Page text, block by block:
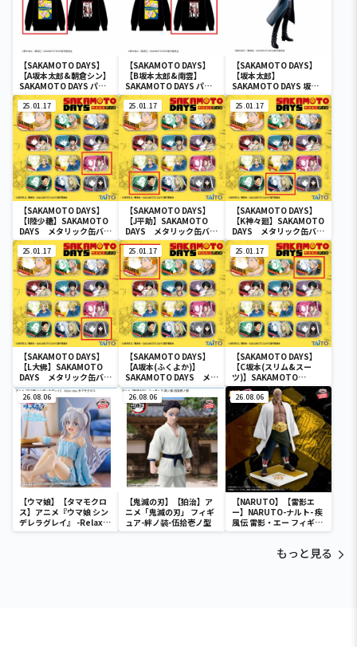
【SAKAMOTO DAYS】
【A坂本太郎&朝倉シン】
SAKAMOTO DAYS パー
カー
【SAKAMOTO DAYS】
【B坂本太郎&南雲】
SAKAMOTO DAYS パー
カー
【SAKAMOTO DAYS】
【坂本太郎】
SAKAMOTO DAYS 坂本
太郎フィギュア-その店
長、元・伝説の殺し屋-
25.01.17
【SAKAMOTO DAYS】
【I陸少糖】SAKAMOTO
DAYS メタリック缶バッ
ジ
25.01.17
【SAKAMOTO DAYS】
【J平助】SAKAMOTO
DAYS メタリック缶バッ
ジ
25.01.17
【SAKAMOTO DAYS】
【K神々廻】SAKAMOTO
DAYS メタリック缶バッ
ジ
25.01.17
【SAKAMOTO DAYS】
【L大佛】SAKAMOTO
DAYS メタリック缶バッ
ジ
25.01.17
【SAKAMOTO DAYS】
【A坂本(ふくよか)】
SAKAMOTO DAYS メタ
リック缶バッジ
25.01.17
【SAKAMOTO DAYS】
【C坂本(スリム&スー
ツ)】SAKAMOTO
DAYS メタリック缶バッ
ジ
26.08.06
【ウマ娘】【タマモクロ
ス】アニメ『ウマ娘 シン
デレラグレイ』 -Relax
time-タマモクロス
26.08.06
【鬼滅の刃】【狛治】ア
ニメ「鬼滅の刃」 フィギ
ュア-絆ノ装-伍拾壱ノ型
26.08.06
【NARUTO】【雷影エ
ー】NARUTO-ナルト- 疾
風伝 雷影・エー フィギュ
ア～五影集結…!!～
もっと見る